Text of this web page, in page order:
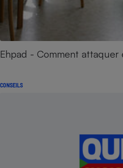
Ehpad - Comment attaquer
CONSEILS